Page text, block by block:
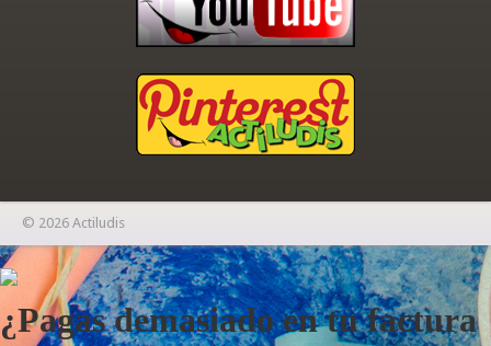
© 2026 Actiludis
×
¿Pagas demasiado en tu factura